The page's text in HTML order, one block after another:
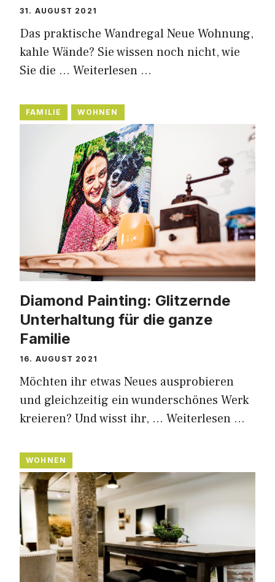
31. AUGUST 2021
Das praktische Wandregal Neue Wohnung,
kahle Wände? Sie wissen noch nicht, wie
Sie die … Weiterlesen …
FAMILIE WOHNEN
Diamond Painting: Glitzernde
Unterhaltung für die ganze
Familie
16. AUGUST 2021
Möchten ihr etwas Neues ausprobieren
und gleichzeitig ein wunderschönes Werk
kreieren? Und wisst ihr, … Weiterlesen …
WOHNEN